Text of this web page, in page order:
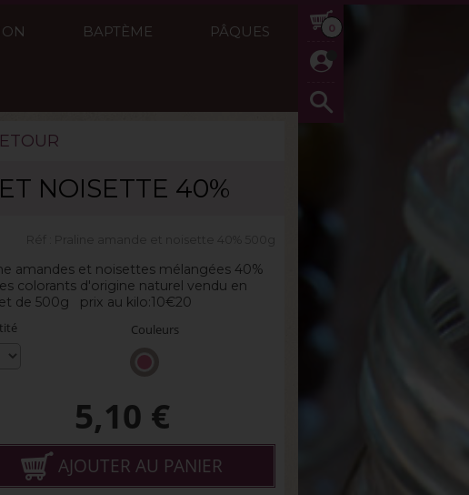
0
BAPTÈME PÂQUES
NOISETTE 40%
amandes et noisettes mélangées 40%
colorants d'origine naturel vendu en
de 500g prix au kilo:10€20
Couleurs
5,10 €
AJOUTER AU PANIER